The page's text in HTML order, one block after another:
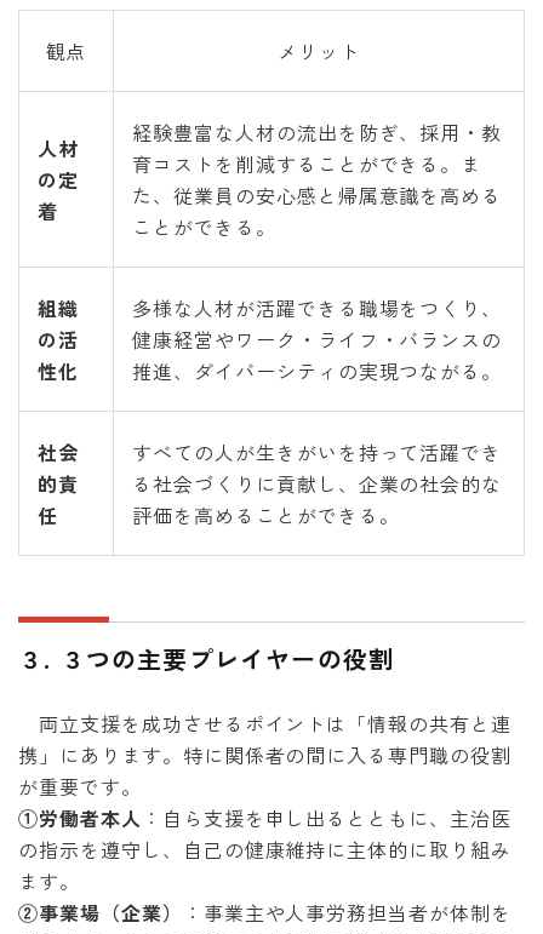
観点 メリット
人材
の定
着
経験豊富な人材の流出を防ぎ、採用・教
育コストを削減することができる。ま
た、従業員の安心感と帰属意識を高める
ことができる。
組織
の活
性化
多様な人材が活躍できる職場をつくり、
健康経営やワーク・ライフ・バランスの
推進、ダイバーシティの実現つながる。
社会
的責
任
すべての人が生きがいを持って活躍でき
る社会づくりに貢献し、企業の社会的な
評価を高めることができる。
３. ３つの主要プレイヤーの役割
両立支援を成功させるポイントは「情報の共有と連
携」にあります。特に関係者の間に入る専門職の役割
が重要です。
①労働者本人 ：自ら支援を申し出るとともに、主治医
の指示を遵守し、自己の健康維持に主体的に取り組み
ます。
②事業場（企業）
：事業主や人事労務担当者が体制を